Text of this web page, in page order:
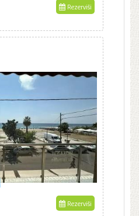
Rezerviši
Rezerviši